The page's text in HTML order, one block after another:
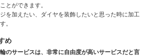
とができます。
を加えたい、ダイヤを装飾したいと思った時に加工
。
め
のサービスは、非常に自由度が高いサービスだと言